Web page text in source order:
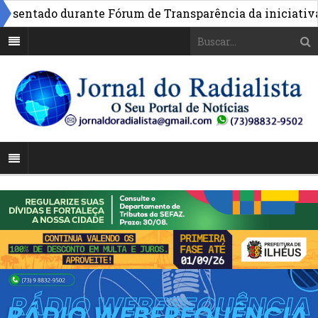
durante Fórum de Transparência da iniciativa